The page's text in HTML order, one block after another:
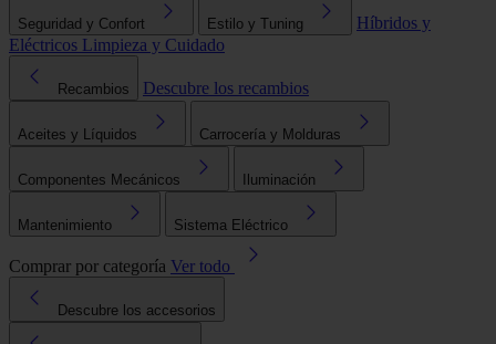
Seguridad y Confort Estilo y Tuning
Híbridos y
Eléctricos Limpieza y Cuidado
Recambios Descubre los recambios
Aceites y Líquidos Carrocería y Molduras
Componentes Mecánicos Iluminación
Mantenimiento Sistema Eléctrico
Comprar por categoría Ver todo
Descubre los accesorios